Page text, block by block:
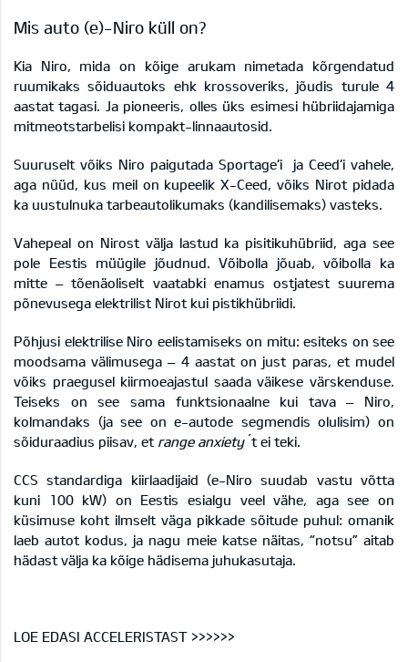
Mis auto (e)-Niro küll on?
Kia Niro, mida on kõige arukam nimetada kõrgendatud
ruumikaks sõiduautoks ehk krossoveriks, jõudis turule 4
aastat tagasi. Ja pioneeris, olles üks esimesi hübriidajamiga
mitmeotstarbelisi kompakt-linnaautosid.
Suuruselt võiks Niro paigutada Sportage’i ja Ceed’i vahele,
aga nüüd, kus meil on kupeelik X-Ceed, võiks Nirot pidada
ka uustulnuka tarbeautolikumaks (kandilisemaks) vasteks.
Vahepeal on Nirost välja lastud ka pisitikuhübriid, aga see
pole Eestis müügile jõudnud. Võibolla jõuab, võibolla ka
mitte – tõenäoliselt vaatabki enamus ostjatest suurema
põnevusega elektrilist Nirot kui pistikhübriidi.
Põhjusi elektrilise Niro eelistamiseks on mitu: esiteks on see
moodsama välimusega – 4 aastat on just paras, et mudel
võiks praegusel kiirmoeajastul saada väikese värskenduse.
Teiseks on see sama funktsionaalne kui tava – Niro,
kolmandaks (ja see on e-autode segmendis olulisim) on
sõiduraadius piisav, et range anxiety´t ei teki.
CCS standardiga kiirlaadijaid (e-Niro suudab vastu võtta
kuni 100 kW) on Eestis esialgu veel vähe, aga see on
küsimuse koht ilmselt väga pikkade sõitude puhul: omanik
laeb autot kodus, ja nagu meie katse näitas, “notsu” aitab
hädast välja ka kõige hädisema juhukasutaja.
LOE EDASI ACCELERISTAST >>>>>>